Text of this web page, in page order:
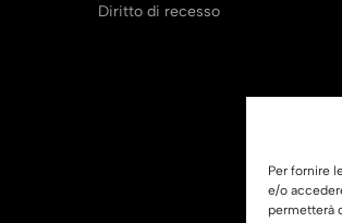
Per fornire
e/o
permetterà
Diritto di recesso